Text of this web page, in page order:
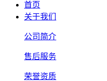
首页
关于我们
公司简介
售后服务
荣誉资质